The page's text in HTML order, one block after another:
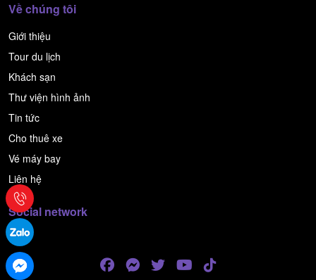
Về chúng tôi
Giới thiệu
Tour du lịch
Khách sạn
Thư viện hình ảnh
Tin tức
Cho thuê xe
Vé máy bay
Liên hệ
Social network